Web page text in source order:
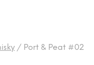
/ Port & Peat #02